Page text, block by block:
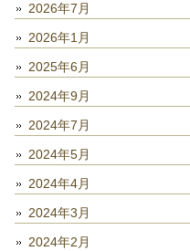
2026年7月
2026年1月
2025年6月
2024年9月
2024年7月
2024年5月
2024年4月
2024年3月
2024年2月